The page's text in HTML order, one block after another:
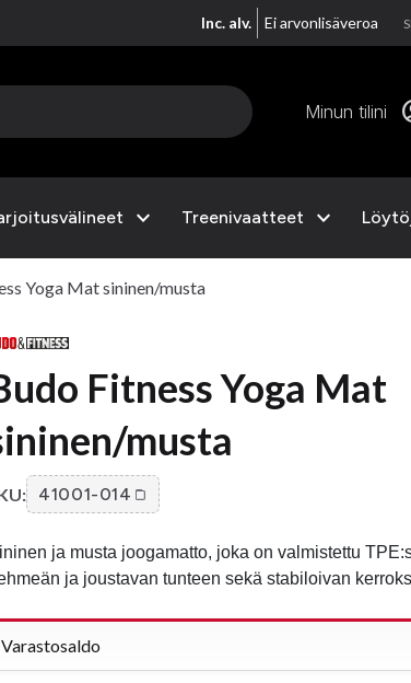
Inc. alv. Ei arvonlisäveroa
Minun tilini
expand_more Treenivaatteet expand_more
Yoga Mat sininen/musta
Fitness Yoga Mat
musta
41001-014
ja musta joogamatto, joka on valmistettu
ja joustavan tunteen sekä stabiloivan
Varastosaldo